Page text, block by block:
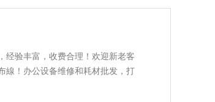
经验丰富，收费‌‌合理！欢迎新老客
線！办公设备维修和耗材批发，打